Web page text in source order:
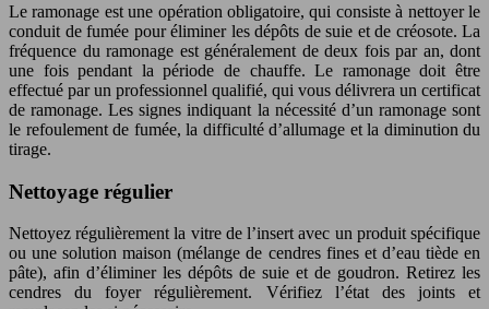
Le ramonage est une opération obligatoire, qui consiste à nettoyer le
conduit de fumée pour éliminer les dépôts de suie et de créosote. La
fréquence du ramonage est généralement de deux fois par an, dont
une fois pendant la période de chauffe. Le ramonage doit être
effectué par un professionnel qualifié, qui vous délivrera un certificat
de ramonage. Les signes indiquant la nécessité d’un ramonage sont
le refoulement de fumée, la difficulté d’allumage et la diminution du
tirage.
Nettoyage régulier
Nettoyez régulièrement la vitre de l’insert avec un produit spécifique
ou une solution maison (mélange de cendres fines et d’eau tiède en
pâte), afin d’éliminer les dépôts de suie et de goudron. Retirez les
cendres du foyer régulièrement. Vérifiez l’état des joints et